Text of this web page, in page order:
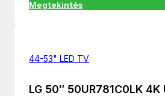
Megtekintés
44-53" LED TV
LG 50″ 50UR781C0LK